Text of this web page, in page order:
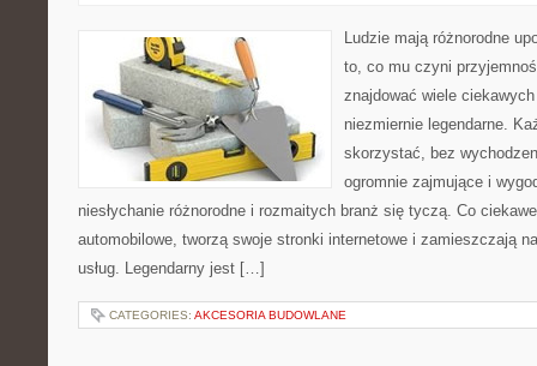
Ludzie mają różnorodne
to, co mu czyni
znajdować wiele
niezmiernie legendarne.
skorzystać, bez
ogromnie zajmujące i
niesłychanie różnorodne i rozmaitych branż się tyczą. Co
automobilowe, tworzą swoje stronki internetowe i zamieszczają
usług. Legendarny jest […]
CATEGORIES: AKCESORIA BUDOWLANE